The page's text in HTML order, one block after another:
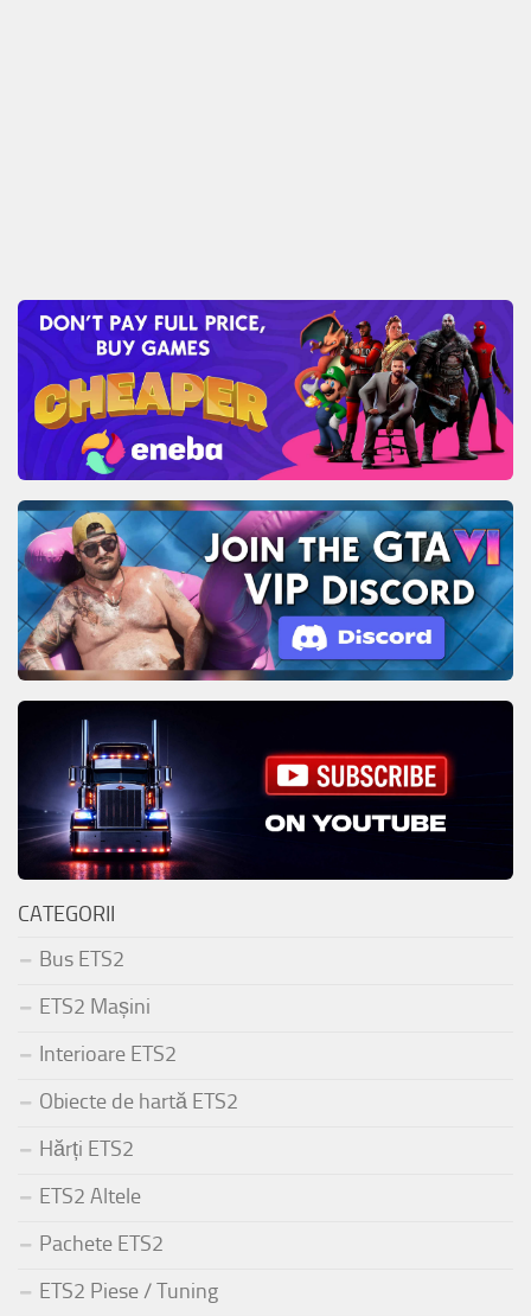
CATEGORII
Bus ETS2
ETS2 Mașini
Interioare ETS2
Obiecte de hartă ETS2
Hărți ETS2
ETS2 Altele
Pachete ETS2
ETS2 Piese / Tuning